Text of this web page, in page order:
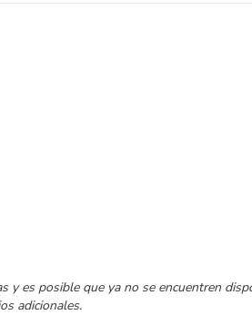
es posible que ya no se encuentren
adicionales.